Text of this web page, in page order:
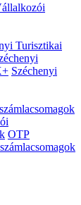
Turisztikai
Széchenyi
OTP